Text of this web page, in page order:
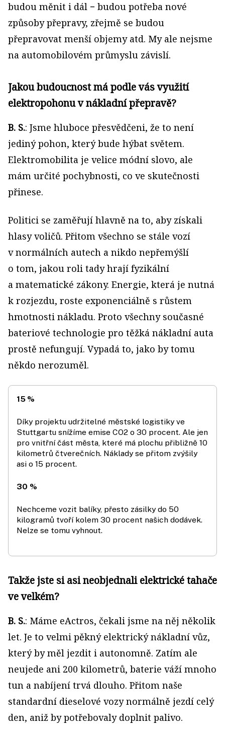
budou měnit i dál − budou potřeba nové
způsoby přepravy, zřejmě se budou
přepravovat menší objemy atd. My ale nejsme
na automobilovém průmyslu závislí.
Jakou budoucnost má podle vás využití
elektropohonu v nákladní přepravě?
B. S.: Jsme hluboce přesvědčeni, že to není
jediný pohon, který bude hýbat světem.
Elektromobilita je velice módní slovo, ale
mám určité pochybnosti, co ve skutečnosti
přinese.
Politici se zaměřují hlavně na to, aby získali
hlasy voličů. Přitom všechno se stále vozí
v normálních autech a nikdo nepřemýšlí
o tom, jakou roli tady hrají fyzikální
a matematické zákony. Energie, která je nutná
k rozjezdu, roste exponenciálně s růstem
hmotnosti nákladu. Proto všechny současné
bateriové technologie pro těžká nákladní auta
prostě nefungují. Vypadá to, jako by tomu
někdo nerozuměl.
15 %
Díky projektu udržitelné městské logistiky ve
Stuttgartu snížíme emise CO2 o 30 procent. Ale jen
pro vnitřní část města, které má plochu přibližně 10
kilometrů čtverečních. Náklady se přitom zvýšily
asi o 15 procent.
30 %
Nechceme vozit balíky, přesto zásilky do 50
kilogramů tvoří kolem 30 procent našich dodávek.
Nelze se tomu vyhnout.
Takže jste si asi neobjednali elektrické tahače
ve velkém?
B. S.: Máme eActros, čekali jsme na něj několik
let. Je to velmi pěkný elektrický nákladní vůz,
který by měl jezdit i autonomně. Zatím ale
neujede ani 200 kilometrů, baterie váží mnoho
tun a nabíjení trvá dlouho. Přitom naše
standardní dieselové vozy normálně jezdí celý
den, aniž by potřebovaly doplnit palivo.